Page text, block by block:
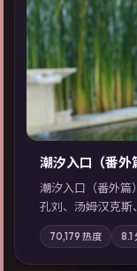
潮汐入口（番外
潮汐入口（番外篇
孔刘、汤姆·汉克
小镇的平静被一
站内亦可通过「国
型高分佳作，畅享
70,179 热度 8.1